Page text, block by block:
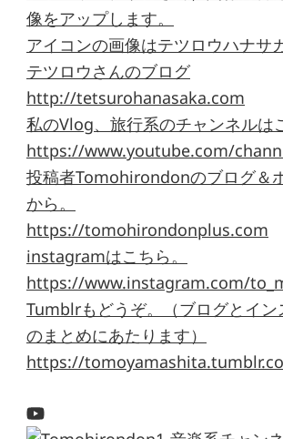
像をアップします。
アイコンの画像はテツロウハナサ
テツロウさんのブログ
http://tetsurohanasaka.com
私のVlog、旅行系のチャンネルは
https://www.youtube.com/
投稿者Tomohirondonのブログ＆
から。
https://tomohirondonplus.com
instagramはこちら。
https://www.instagram.com/
Tumblrもどうぞ。（ブログとイン
のまとめにあたります）
https://